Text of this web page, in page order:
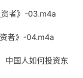
者》-03.m4a
者》-04.m4a
中国人如何投资东